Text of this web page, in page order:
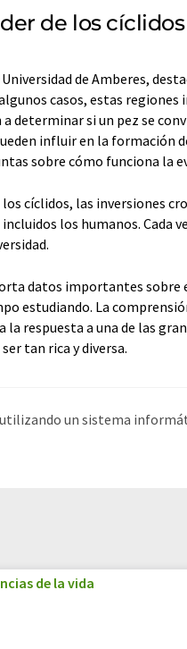
de los
de Amberes,
casos, estas
determinar si un pez se
influir en la formación
sobre cómo funciona la
cíclidos, las inversiones
los humanos. Cada
datos importantes sobre
estudiando. La
la respuesta a una de las
tan rica y diversa.
un sistema
de la vida